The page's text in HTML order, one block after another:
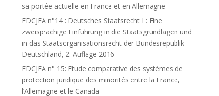
sa portée actuelle en France et en Allemagne-
EDCJFA n°14 : Deutsches Staatsrecht I : Eine
zweisprachige Einführung in die Staatsgrundlagen und
in das Staatsorganisationsrecht der Bundesrepublik
Deutschland, 2. Auflage 2016
EDCJFA n° 15: Etude comparative des systèmes de
protection juridique des minorités entre la France,
l’Allemagne et le Canada